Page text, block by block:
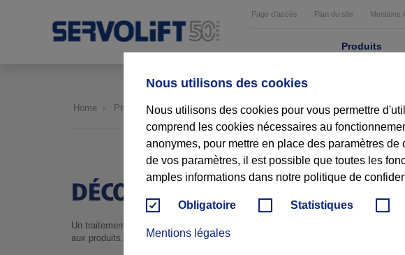
Nous utilisons des cookies
Nous utilisons des cookies pour vous permettre
comprend les cookies nécessaires au
anonymes, pour mettre en place des paramètres
de vos paramètres, il est possible que toutes les
amples informations dans notre politique de
Obligatoire Statistiques
Mentions légales
Page d'accès Plan du site Mentions
Produits
Home Produits Décompactage / Tamisage
DÉCOMPACTAGE /TAMISAGE
Un traitement adéquat de la poudre ou des granulats est nécessaire pour
aux produits.